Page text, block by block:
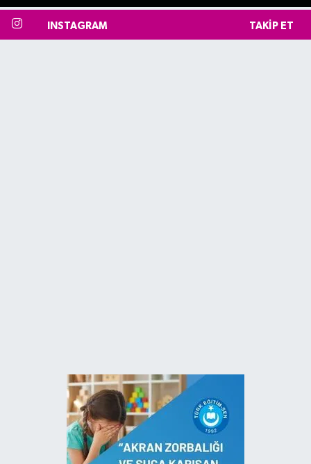
INSTAGRAM TAKIP ET